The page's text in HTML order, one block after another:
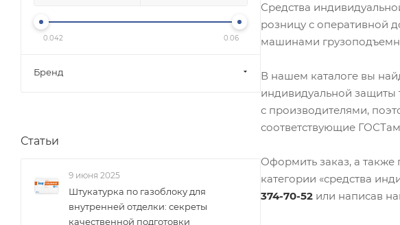
Средства
розницу с оперативной
машинами
В нашем каталоге вы
индивидуальной
с производителями,
соответствующие
Оформить заказ, а
категории «средства
374-70-52 или написав
0.042 0.06
Бренд
Статьи
9 июня 2025
Штукатурка по газоблоку для
внутренней отделки: секреты
качественной подготовки